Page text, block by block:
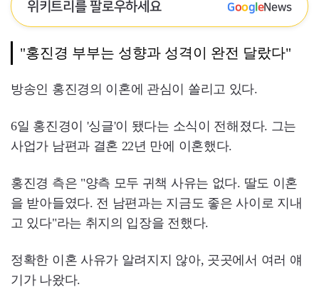
위키트리를 팔로우하세요 GoogleNews
"홍진경 부부는 성향과 성격이 완전 달랐다"
방송인 홍진경의 이혼에 관심이 쏠리고 있다.
6일 홍진경이 '싱글'이 됐다는 소식이 전해졌다. 그는
사업가 남편과 결혼 22년 만에 이혼했다.
홍진경 측은 "양측 모두 귀책 사유는 없다. 딸도 이혼
을 받아들였다. 전 남편과는 지금도 좋은 사이로 지내
고 있다"라는 취지의 입장을 전했다.
정확한 이혼 사유가 알려지지 않아, 곳곳에서 여러 얘
기가 나왔다.